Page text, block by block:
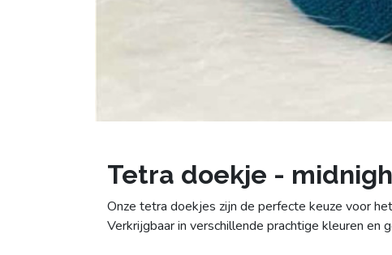
Tetra doekje -
Onze tetra doekjes zijn de perfecte keuze voor
Verkrijgbaar in verschillende prachtige kleuren